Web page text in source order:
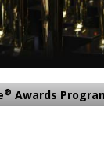
® Awards